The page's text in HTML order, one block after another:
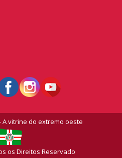
A vitrine do extremo oeste
os Direitos Reservado